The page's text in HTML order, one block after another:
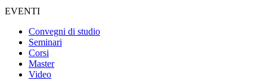
EVENTI
Convegni di studio
Seminari
Corsi
Master
Video